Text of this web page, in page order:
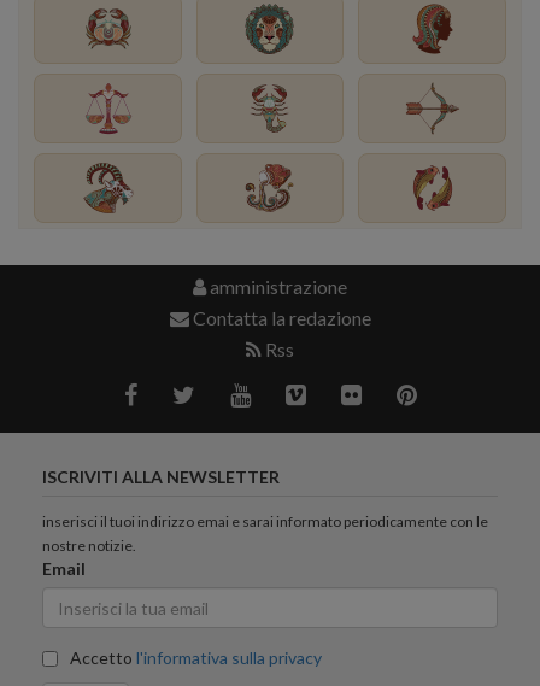
amministrazione
Contatta la redazione
Rss
ISCRIVITI ALLA NEWSLETTER
inserisci il tuoi indirizzo emai e sarai informato periodicamente con le
nostre notizie.
Email
Accetto l'informativa sulla privacy